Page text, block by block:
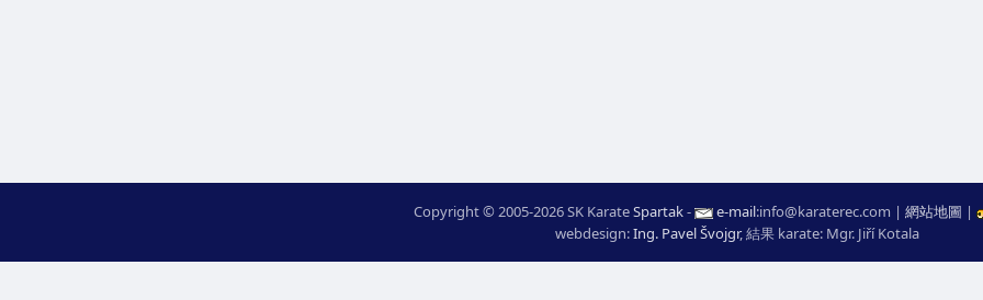
Copyright © 2005-2026 SK KarateSpartak- e-mail:moc.ceretarak@ofni | 網站地圖 |
webdesign:Ing. Pavel Švojgr,結果 karate: Mgr. Jiří Kotala